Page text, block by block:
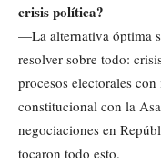
crisis política?
—La alternativa óptima
resolver sobre todo:
procesos electorales
constitucional con la
negociaciones en
tocaron todo esto.